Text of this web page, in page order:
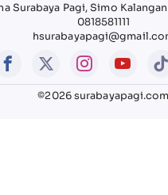
Surabaya Pagi, Simo
0818581111
©2026 surabayapagi.com